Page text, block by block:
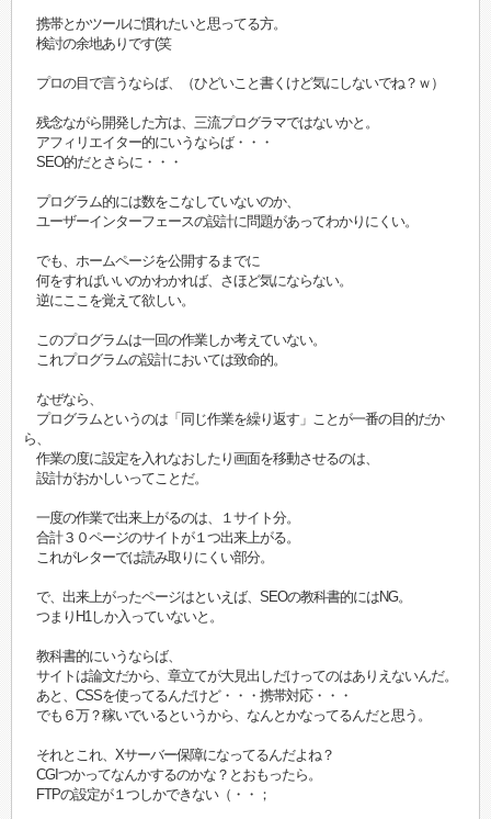
携帯とかツールに慣れたいと思ってる方。
検討の余地ありです(笑
プロの目で言うならば、（ひどいこと書くけど気にしないでね？ｗ）
残念ながら開発した方は、三流プログラマではないかと。
アフィリエイター的にいうならば・・・
SEO的だとさらに・・・
プログラム的には数をこなしていないのか、
ユーザーインターフェースの設計に問題があってわかりにくい。
でも、ホームページを公開するまでに
何をすればいいのかわかれば、さほど気にならない。
逆にここを覚えて欲しい。
このプログラムは一回の作業しか考えていない。
これプログラムの設計においては致命的。
なぜなら、
プログラムというのは「同じ作業を繰り返す」ことが一番の目的だか
ら、
作業の度に設定を入れなおしたり画面を移動させるのは、
設計がおかしいってことだ。
一度の作業で出来上がるのは、１サイト分。
合計３０ページのサイトが１つ出来上がる。
これがレターでは読み取りにくい部分。
で、出来上がったページはといえば、SEOの教科書的にはNG。
つまりH1しか入っていないと。
教科書的にいうならば、
サイトは論文だから、章立てが大見出しだけってのはありえないんだ。
あと、CSSを使ってるんだけど・・・携帯対応・・・
でも６万？稼いでいるというから、なんとかなってるんだと思う。
それとこれ、Xサーバー保障になってるんだよね？
CGIつかってなんかするのかな？とおもったら。
FTPの設定が１つしかできない（・・；